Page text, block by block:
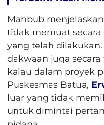
Mahbub
tidak memuat
yang telah
dakwaan juga
kalau dalam proyek
Puskesmas Batua,
luar yang tidak
untuk dimintai